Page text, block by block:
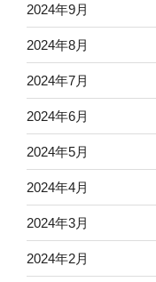
2024年9月
2024年8月
2024年7月
2024年6月
2024年5月
2024年4月
2024年3月
2024年2月